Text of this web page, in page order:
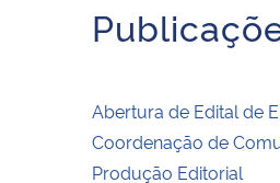
Abertura de Edital de
Coordenação de
Produção Editorial